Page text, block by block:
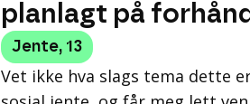
planlagt på
Jente, 13
Vet ikke hva slags tema dette